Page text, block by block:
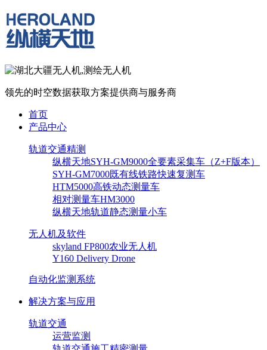
领先的时空数据获取方案提供商与服务商
首页
产品中心
轨道交通精测
纵横天地SYH-GM9000全要素采集车（Z+F版本）
SYH-GM7000既有线铁路快速复测车
HTM5000高铁动态测量车
相对测量车HM3000
纵横天地轨道静态测量小车
无人机及软件
skyland FP800农业无人机
Y160 Delivery Drone
自动化监测系统
解决方案与应用
轨道交通
运营监测